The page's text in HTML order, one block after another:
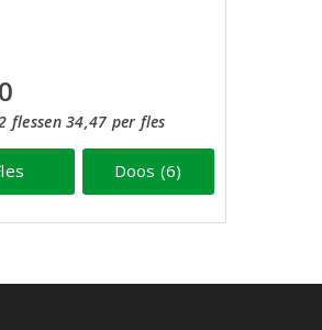
flessen 34,47 per fles
Doos (6)